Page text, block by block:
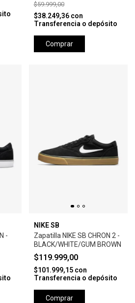
$59.999,00
$38.249,36 con
Transferencia o depósito
Comprar
-
NIKE SB
Zapatilla NIKE SB CHRON 2 -
BLACK/WHITE/GUM BROWN
$119.999,00
$101.999,15 con
Transferencia o depósito
Comprar